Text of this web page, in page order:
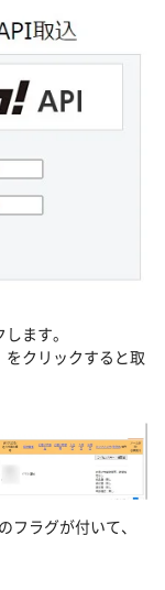
ます。
をクリックすると取
ラグが付いて、